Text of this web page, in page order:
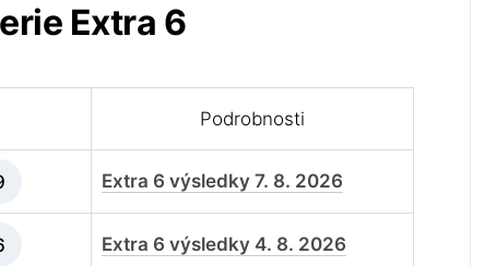
Extra 6
Podrobnosti
Extra 6 výsledky 7. 8. 2026
Extra 6 výsledky 4. 8. 2026